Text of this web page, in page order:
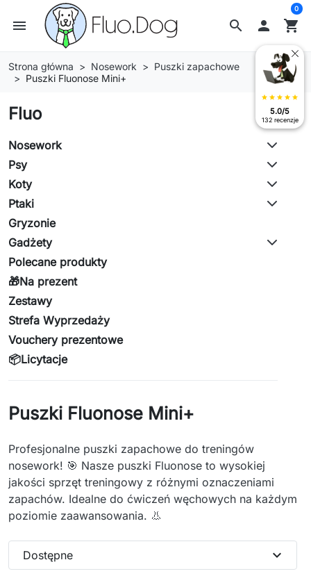
search
menu  shopping_cart
0
Strona główna Nosework
Puszki zapachowe
Puszki Fluonose Mini+
Fluo
Nosework
Psy
Koty
Ptaki
Gryzonie
Gadżety
Polecane produkty
🎁Na prezent
Zestawy
Strefa Wyprzedaży
Vouchery prezentowe
📦Licytacje
Puszki Fluonose Mini+
Profesjonalne puszki zapachowe do treningów
nosework! 🎯 Nasze puszki Fluonose to wysokiej
jakości sprzęt treningowy z różnymi oznaczeniami
zapachów. Idealne do ćwiczeń węchowych na każdym
poziomie zaawansowania. 👃
Dostępne expand_more
star star star star star
5.0/5
132 recenzje